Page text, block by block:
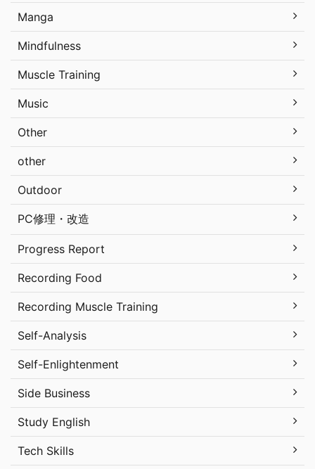
Manga
Mindfulness
Muscle Training
Music
Other
other
Outdoor
PC修理・改造
Progress Report
Recording Food
Recording Muscle Training
Self-Analysis
Self-Enlightenment
Side Business
Study English
Tech Skills